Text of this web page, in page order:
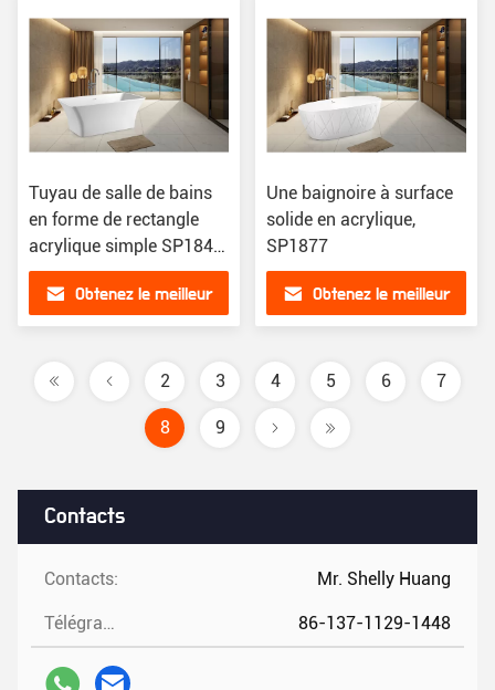
Contacts
Contacts: Mr. Shelly Huang
Télégramme: 86-137-1129-1448
Tuyau de salle de bains
en forme de rectangle
acrylique simple SP1842
Certifié CUPC
Obtenez le meilleur
Une baignoire à surface
solide en acrylique,
SP1877
Obtenez le meilleur
2 3 4 5 6 7
8 9